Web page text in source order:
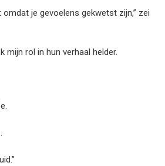
omdat je gevoelens gekwetst zijn,” zei
mijn rol in hun verhaal helder.